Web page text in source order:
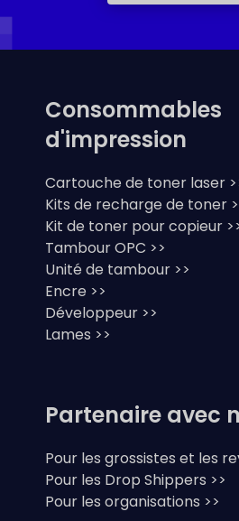
Consommables
d'impression
Cartouche de toner laser
Kits de recharge de toner
Kit de toner pour copieur
Tambour OPC >>
Unité de tambour >>
Encre >>
Développeur >>
Lames >>
Partenaire avec
Pour les grossistes et les
Pour les Drop Shippers >>
Pour les organisations >>